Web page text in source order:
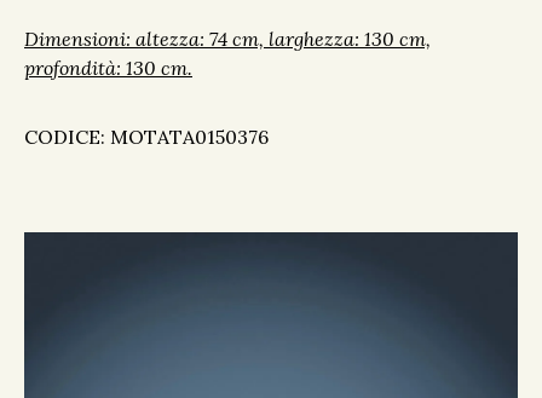
Dimensioni: altezza: 74 cm, larghezza: 130 cm,
profondità: 130 cm.
CODICE: MOTATA0150376